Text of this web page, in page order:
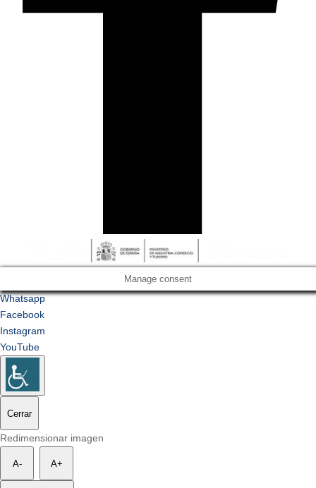
Manage consent
Whatsapp
Facebook
Instagram
YouTube
Cerrar
Redimensionar imagen
A- A+